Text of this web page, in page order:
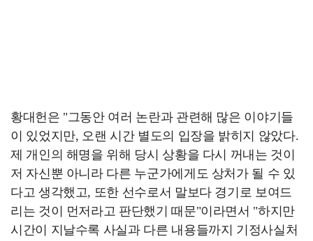
황대헌은 "그동안 여러 논란과 관련해 많은 이야기들
이 있었지만, 오랜 시간 별도의 입장을 밝히지 않았다.
제 개인의 해명을 위해 당시 상황을 다시 꺼내는 것이
저 자신뿐 아니라 다른 누군가에게도 상처가 될 수 있
다고 생각했고, 또한 선수로서 말보다 경기로 보여드
리는 것이 먼저라고 판단했기 때문"이라면서 "하지만
시간이 지날수록 사실과 다른 내용들까지 기정사실처